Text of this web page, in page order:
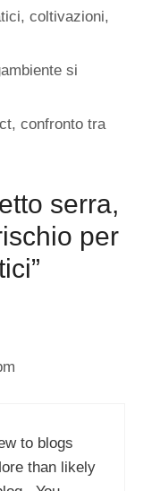
,coltivazioni,
si
confronto tra
serra,
per
to blogs
than likely